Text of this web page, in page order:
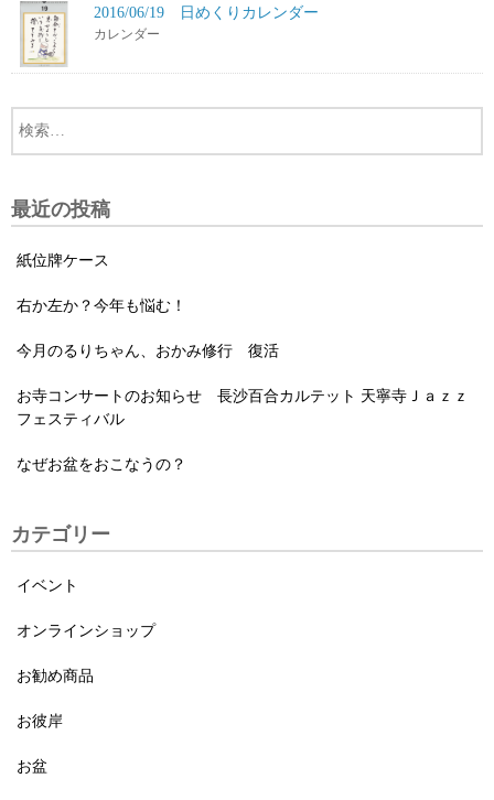
2016/06/19 日めくりカレンダー
カレンダー
最近の投稿
紙位牌ケース
右か左か？今年も悩む！
今月のるりちゃん、おかみ修行 復活
お寺コンサートのお知らせ 長沙百合カルテット 天寧寺Ｊａｚｚ
フェスティバル
なぜお盆をおこなうの？
カテゴリー
イベント
オンラインショップ
お勧め商品
お彼岸
お盆